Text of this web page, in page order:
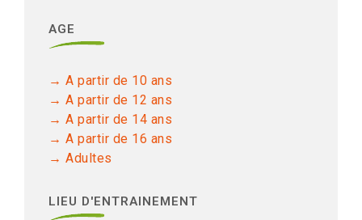
AGE
A partir de 10 ans
A partir de 12 ans
A partir de 14 ans
A partir de 16 ans
Adultes
LIEU D'ENTRAINEMENT